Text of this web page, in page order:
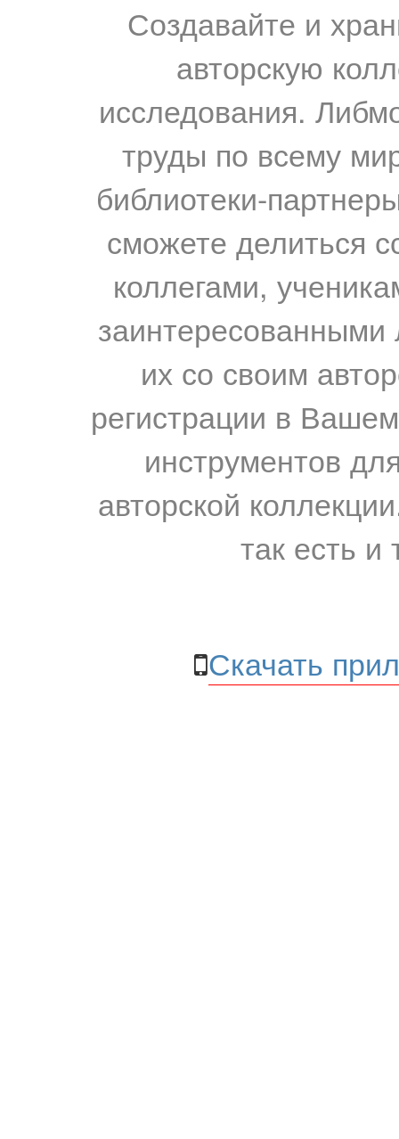
Создавайте и
авторскую
исследования.
труды по всему
библиотеки-
сможете делиться
коллегами,
их со своим
регистрации в
инструментов
авторской
так есть и
Скачать